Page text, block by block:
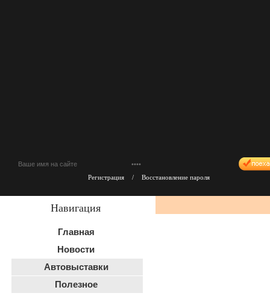
Регистрация / Восстановление пароля
Навигация
Главная
Новости
Автовыставки
Полезное